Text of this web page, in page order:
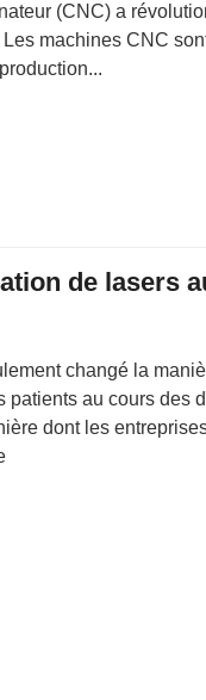
(CNC) a
machines CNC
changé la
patients au cours des
dont les